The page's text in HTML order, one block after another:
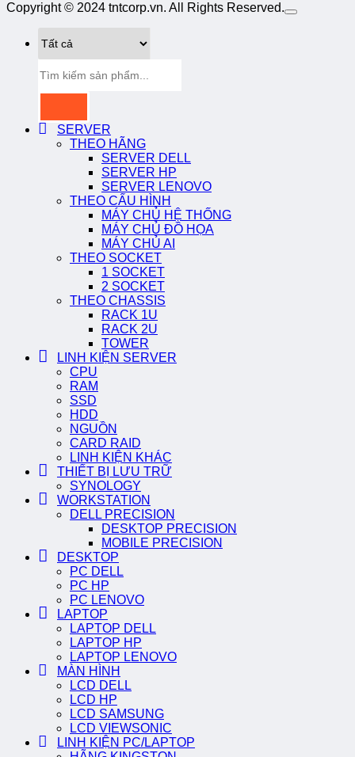
Copyright © 2024 tntcorp.vn. All Rights Reserved.
kiếm:
SERVER
THEO HÃNG
SERVER DELL
SERVER HP
SERVER LENOVO
THEO CẤU HÌNH
MÁY CHỦ HỆ THỐNG
MÁY CHỦ ĐỒ HỌA
MÁY CHỦ AI
THEO SOCKET
1 SOCKET
2 SOCKET
THEO CHASSIS
RACK 1U
RACK 2U
TOWER
LINH KIỆN SERVER
CPU
RAM
SSD
HDD
NGUỒN
CARD RAID
LINH KIỆN KHÁC
THIẾT BỊ LƯU TRỮ
SYNOLOGY
WORKSTATION
DELL PRECISION
DESKTOP PRECISION
MOBILE PRECISION
DESKTOP
PC DELL
PC HP
PC LENOVO
LAPTOP
LAPTOP DELL
LAPTOP HP
LAPTOP LENOVO
MÀN HÌNH
LCD DELL
LCD HP
LCD SAMSUNG
LCD VIEWSONIC
LINH KIỆN PC/LAPTOP